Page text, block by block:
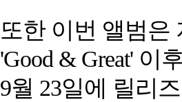
또한 이번 앨범은
'Good & Great' 이
9월 23일에 릴리